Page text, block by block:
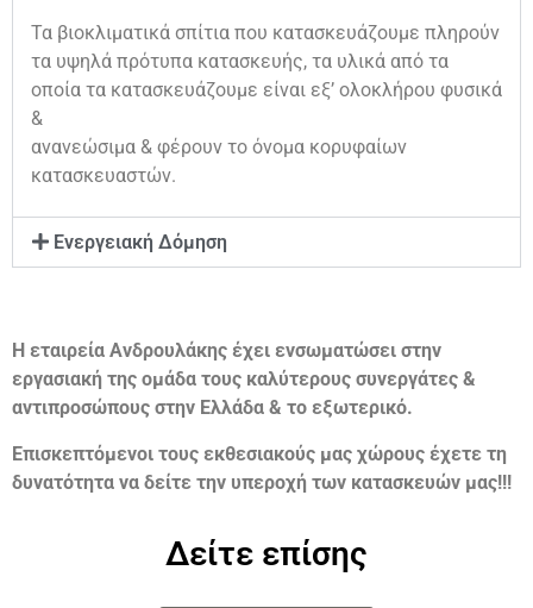
Τα βιοκλιματικά σπίτια που κατασκευάζουμε πληρούν
τα υψηλά πρότυπα κατασκευής, τα υλικά από τα
οποία τα κατασκευάζουμε είναι εξ’ ολοκλήρου φυσικά
&
ανανεώσιμα & φέρουν το όνομα κορυφαίων
κατασκευαστών.
Ενεργειακή Δόμηση
Η εταιρεία Ανδρουλάκης έχει ενσωματώσει στην
εργασιακή της ομάδα τους καλύτερους συνεργάτες &
αντιπροσώπους στην Ελλάδα & το εξωτερικό.
Επισκεπτόμενοι τους εκθεσιακούς μας χώρους έχετε τη
δυνατότητα να δείτε την υπεροχή των κατασκευών μας!!!
Δείτε επίσης